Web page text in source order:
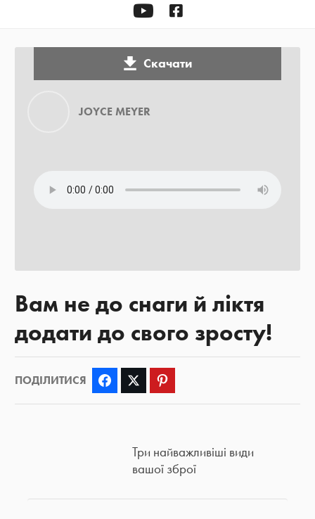
YOUTUBE
JOYCE MEYER
Скачати
Вам не до снаги й ліктя
додати до свого зросту!
ПОДІЛИТИСЯ Facebook Twitter
Три найважливіші види
вашої зброї